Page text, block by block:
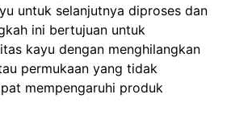
untuk selanjutnya diproses dan
ini bertujuan untuk
kayu dengan menghilangkan
permukaan yang tidak
mempengaruhi produk